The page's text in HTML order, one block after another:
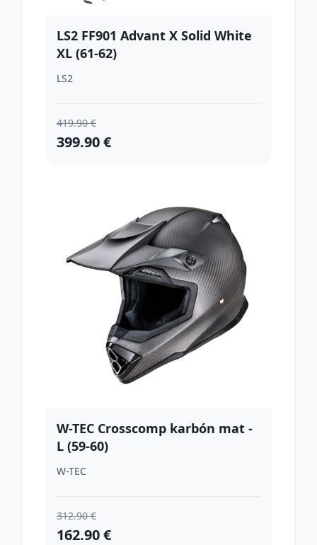
LS2 FF901 Advant X Solid White
XL (61-62)
LS2
419.90 €
399.90 €
W-TEC Crosscomp karbón mat -
L (59-60)
W-TEC
312.90 €
162.90 €